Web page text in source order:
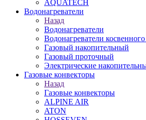
AQUATECH
Водонагреватели
Назад
Водонагреватели
Водонагреватели косвенного
Газовый накопительный
Газовый проточный
Электрические
Газовые конвекторы
Назад
Газовые конвекторы
ALPINE AIR
ATON